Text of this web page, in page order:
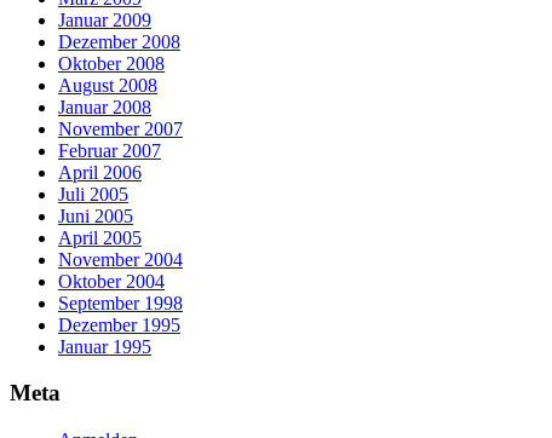
Januar 2009
Dezember 2008
Oktober 2008
August 2008
Januar 2008
November 2007
Februar 2007
April 2006
Juli 2005
Juni 2005
April 2005
November 2004
Oktober 2004
September 1998
Dezember 1995
Januar 1995
Meta